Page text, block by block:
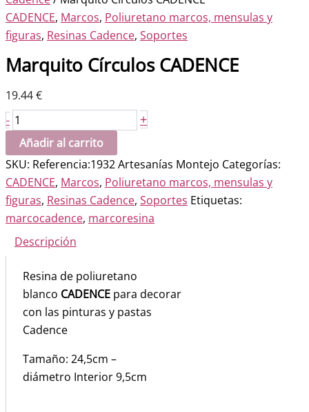
CADENCE, Marcos, Poliuretano marcos, mensulas y
figuras, Resinas Cadence, Soportes
Marquito Círculos CADENCE
19.44€
- Marquito
Círculos
CADENCE
cantidad
+
Añadir al carrito
SKU: Referencia:1932 Artesanías Montejo Categorías:
CADENCE, Marcos, Poliuretano marcos, mensulas y
figuras, Resinas Cadence, Soportes Etiquetas:
marcocadence, marcoresina
Descripción
Resina de poliuretano
blanco CADENCE para decorar
con las pinturas y pastas
Cadence
Tamaño: 24,5cm –
diámetro Interior 9,5cm